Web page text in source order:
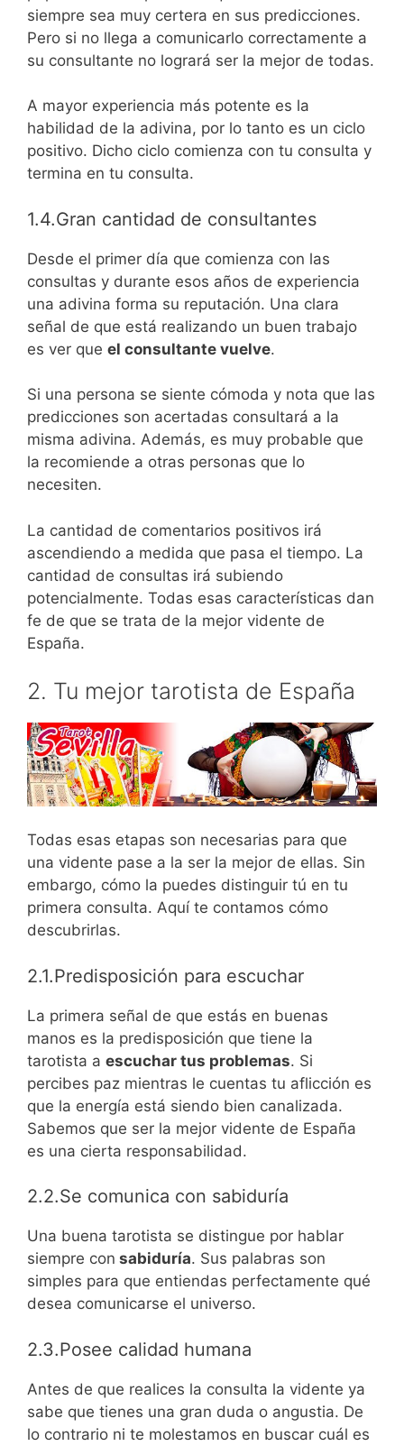
siempre sea muy certera en sus predicciones.
Pero si no llega a comunicarlo correctamente a
su consultante no logrará ser la mejor de todas.
A mayor experiencia más potente es la
habilidad de la adivina, por lo tanto es un ciclo
positivo. Dicho ciclo comienza con tu consulta y
termina en tu consulta.
1.4.Gran cantidad de consultantes
Desde el primer día que comienza con las
consultas y durante esos años de experiencia
una adivina forma su reputación. Una clara
señal de que está realizando un buen trabajo
es ver que el consultante vuelve.
Si una persona se siente cómoda y nota que las
predicciones son acertadas consultará a la
misma adivina. Además, es muy probable que
la recomiende a otras personas que lo
necesiten.
La cantidad de comentarios positivos irá
ascendiendo a medida que pasa el tiempo. La
cantidad de consultas irá subiendo
potencialmente. Todas esas características dan
fe de que se trata de la mejor vidente de
España.
2. Tu mejor tarotista de España
Todas esas etapas son necesarias para que
una vidente pase a la ser la mejor de ellas. Sin
embargo, cómo la puedes distinguir tú en tu
primera consulta. Aquí te contamos cómo
descubrirlas.
2.1.Predisposición para escuchar
La primera señal de que estás en buenas
manos es la predisposición que tiene la
tarotista a escuchar tus problemas. Si
percibes paz mientras le cuentas tu aflicción es
que la energía está siendo bien canalizada.
Sabemos que ser la mejor vidente de España
es una cierta responsabilidad.
2.2.Se comunica con sabiduría
Una buena tarotista se distingue por hablar
siempre con sabiduría. Sus palabras son
simples para que entiendas perfectamente qué
desea comunicarse el universo.
2.3.Posee calidad humana
Antes de que realices la consulta la vidente ya
sabe que tienes una gran duda o angustia. De
lo contrario ni te molestamos en buscar cuál es